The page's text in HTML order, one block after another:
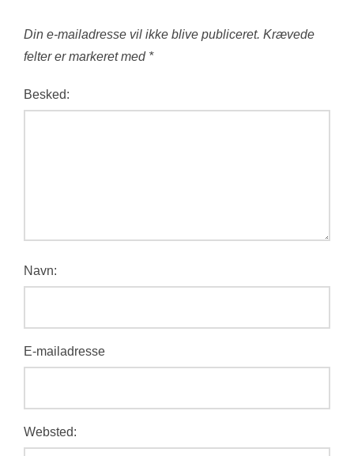
Din e-mailadresse vil ikke blive publiceret. Krævede
felter er markeret med *
Besked:
Navn:
E-mailadresse
Websted: